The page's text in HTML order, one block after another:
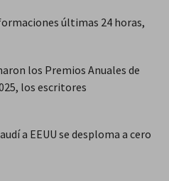
últimas 24 horas,
los Premios Anuales de
los escritores
a EEUU se desploma a cero